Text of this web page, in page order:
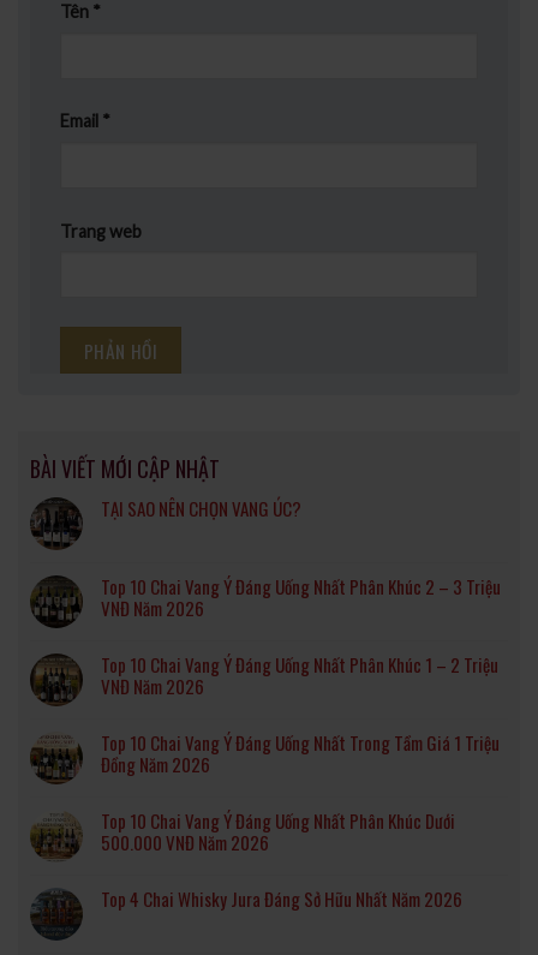
Tên *
Email *
Trang web
BÀI VIẾT MỚI CẬP NHẬT
TẠI SAO NÊN CHỌN VANG ÚC?
Top 10 Chai Vang Ý Đáng Uống Nhất Phân Khúc 2 – 3 Triệu
VNĐ Năm 2026
Top 10 Chai Vang Ý Đáng Uống Nhất Phân Khúc 1 – 2 Triệu
VNĐ Năm 2026
Top 10 Chai Vang Ý Đáng Uống Nhất Trong Tầm Giá 1 Triệu
Đồng Năm 2026
Top 10 Chai Vang Ý Đáng Uống Nhất Phân Khúc Dưới
500.000 VNĐ Năm 2026
Top 4 Chai Whisky Jura Đáng Sở Hữu Nhất Năm 2026